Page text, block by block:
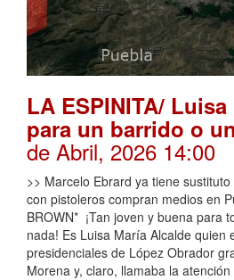
LA ESPINITA/
para un barrido o
de Abril, 2026 14:00
>> Marcelo Ebrard ya tiene
con pistoleros compran medios en
BROWN* ¡Tan joven y buena para
nada! Es Luisa María Alcalde quien
presidenciales de López Obrador
Morena y, claro, llamaba la